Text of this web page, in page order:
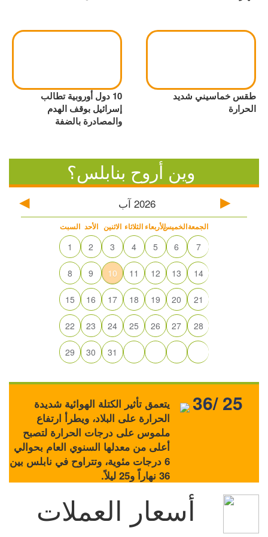
طقس خماسيني شديد
الحرارة
10 دول أوروبية تطالب
إسرائيل بوقف الهدم
والمصادرة بالضفة
وين أروح بنابلس؟
2026 آب
السبت الأحد الاثنين الثلاثاء الأربعاءالخميسالجمعة
1 2 3 4 5 6 7
8 9 10 11 12 13 14
15 16 17 18 19 20 21
22 23 24 25 26 27 28
29 30 31
يتعمق تأثير الكتلة الهوائية شديدة
الحرارة على البلاد، ويطرأ ارتفاع
ملموس على درجات الحرارة لتصبح
أعلى من معدلها السنوي العام بحوالي
6 درجات مئوية، وتتراوح في نابلس بين
36 نهاراً و25 ليلاً.
36/ 25
أسعار العملات